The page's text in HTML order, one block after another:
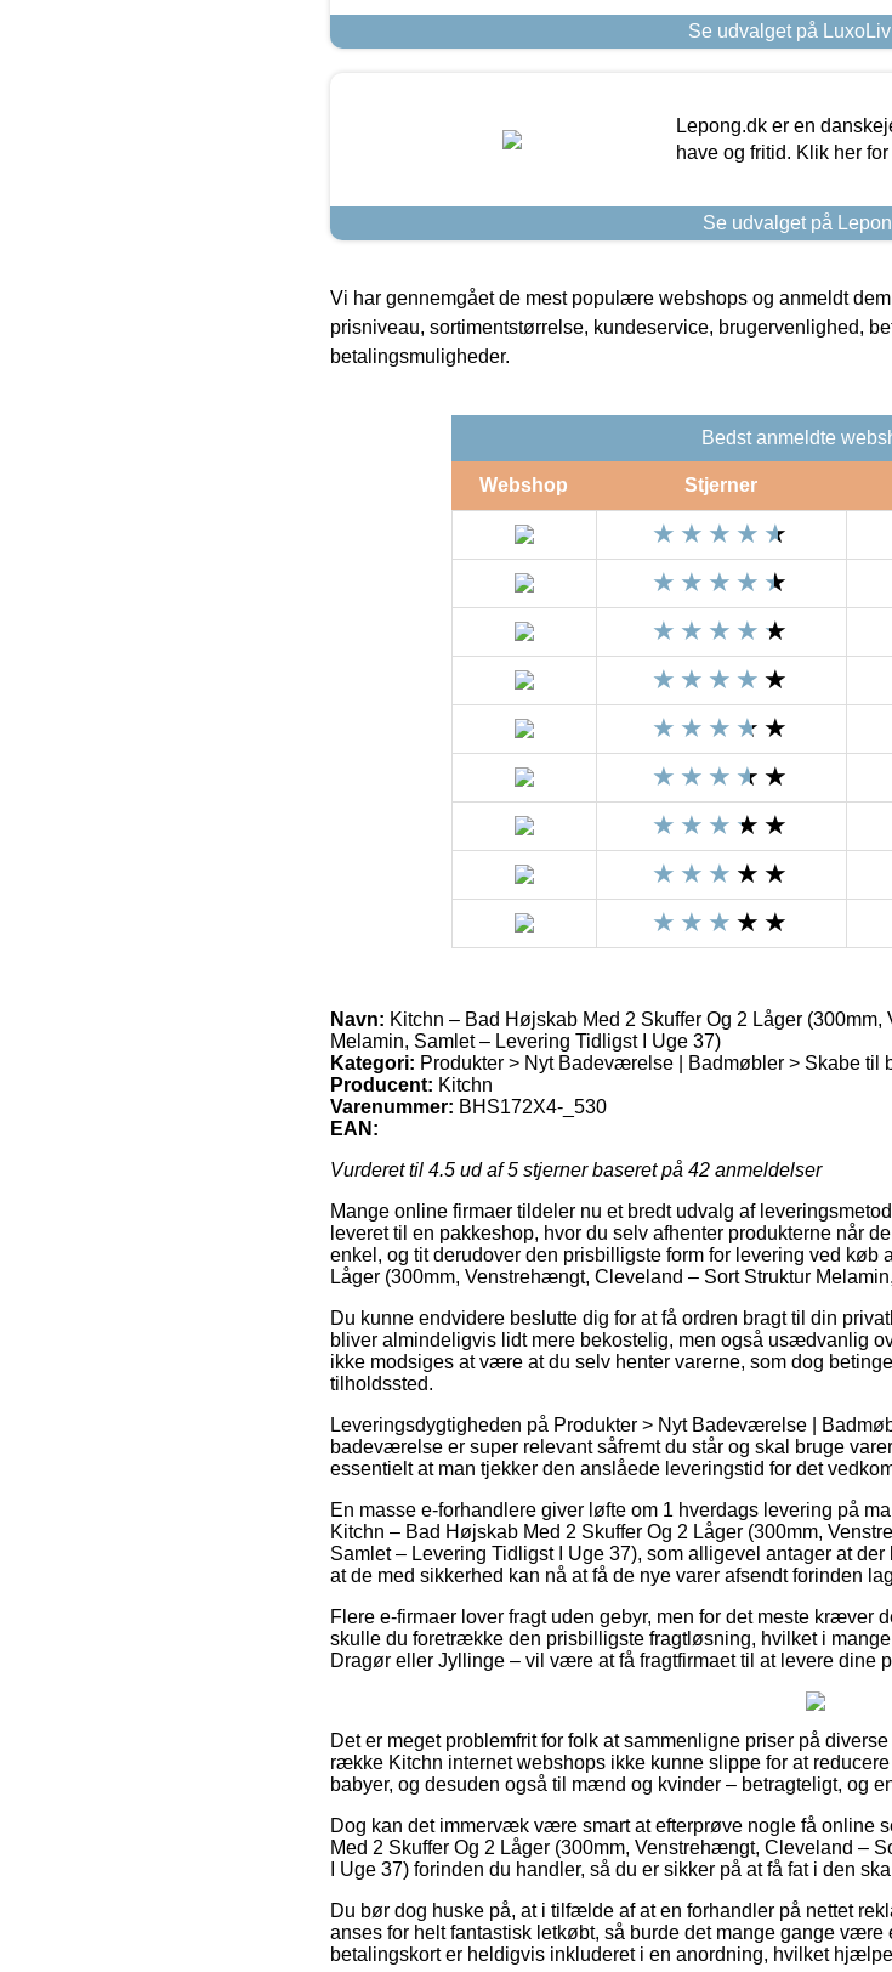
Se udvalget på
Lepong.dk er en
have og fritid. Klik her
Se udvalget på
Vi har gennemgået de mest populære webshops og anmeldt
prisniveau, sortimentstørrelse, kundeservice, brugervenlighed,
betalingsmuligheder.
Bedst anmeldte
Webshop Stjerner
Navn: Kitchn – Bad Højskab Med 2 Skuffer Og 2 Låger
Melamin, Samlet – Levering Tidligst I Uge 37)
Kategori: Produkter > Nyt Badeværelse | Badmøbler > Skabe
Producent: Kitchn
Varenummer: BHS172X4-_530
EAN:
Vurderet til 4.5 ud af 5 stjerner baseret på 42 anmeldelser
Mange online firmaer tildeler nu et bredt udvalg af
leveret til en pakkeshop, hvor du selv afhenter produkterne når
enkel, og tit derudover den prisbilligste form for levering ved køb
Låger (300mm, Venstrehængt, Cleveland – Sort Struktur
Du kunne endvidere beslutte dig for at få ordren bragt til din
bliver almindeligvis lidt mere bekostelig, men også usædvanlig
ikke modsiges at være at du selv henter varerne, som dog
tilholdssted.
Leveringsdygtigheden på Produkter > Nyt Badeværelse |
badeværelse er super relevant såfremt du står og skal bruge
essentielt at man tjekker den anslåede leveringstid for det
En masse e-forhandlere giver løfte om 1 hverdags levering på
Kitchn – Bad Højskab Med 2 Skuffer Og 2 Låger (300mm,
Samlet – Levering Tidligst I Uge 37), som alligevel antager at
at de med sikkerhed kan nå at få de nye varer afsendt forinden
Flere e-firmaer lover fragt uden gebyr, men for det meste kræver
skulle du foretrække den prisbilligste fragtløsning, hvilket i
Dragør eller Jyllinge – vil være at få fragtfirmaet til at levere dine
Det er meget problemfrit for folk at sammenligne priser på
række Kitchn internet webshops ikke kunne slippe for at
babyer, og desuden også til mænd og kvinder – betragteligt, og
Dog kan det immervæk være smart at efterprøve nogle få online
Med 2 Skuffer Og 2 Låger (300mm, Venstrehængt, Cleveland –
I Uge 37) forinden du handler, så du er sikker på at få fat i den
Du bør dog huske på, at i tilfælde af at en forhandler på nettet
anses for helt fantastisk letkøbt, så burde det mange gange være
betalingskort er heldigvis inkluderet i en anordning, hvilket